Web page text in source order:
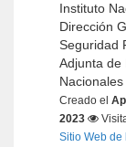
Instituto
Dirección
Seguridad
Adjunta de
Creado el
2023
Sitio Web